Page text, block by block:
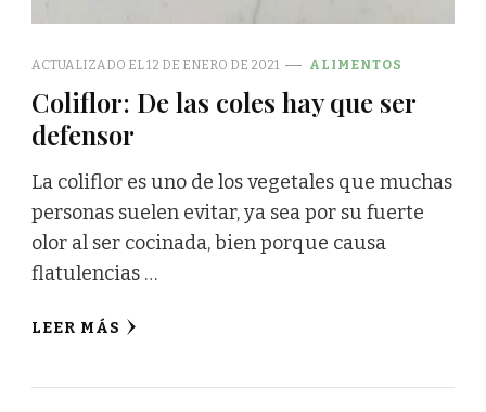
ACTUALIZADO EL12 DE ENERO DE 2021 ALIMENTOS
Coliflor: De las coles hay que ser
defensor
La coliflor es uno de los vegetales que muchas
personas suelen evitar, ya sea por su fuerte
olor al ser cocinada, bien porque causa
flatulencias …
LEER MÁS